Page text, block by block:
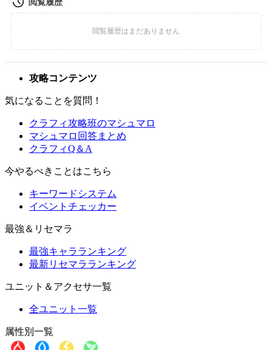
攻略コンテンツ
気になることを質問！
クラフィ攻略班のマシュマロ
マシュマロ回答まとめ
クラフィQ＆A
今やるべきことはこちら
キーワードシステム
イベントチェッカー
最強＆リセマラ
最強キャラランキング
最新リセマラランキング
ユニット＆アクセサ一覧
全ユニット一覧
属性別一覧